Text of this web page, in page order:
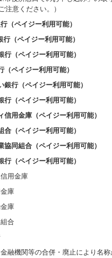
注意ください。）
（ペイジー利用可能）
行（ペイジー利用可能）
行（ペイジー利用可能）
（ペイジー利用可能）
銀行（ペイジー利用可能）
行（ペイジー利用可能）
信用金庫（ペイジー利用可能）
合（ペイジー利用可能）
協同組合（ペイジー利用可能）
行（ペイジー利用可能）
用金庫
庫
庫
合
金融機関等の合併・廃止により名